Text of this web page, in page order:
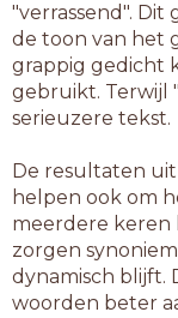
"verrassend". Dit
de toon van het
grappig gedicht
gebruikt. Terwijl
serieuzere tekst.
De resultaten
helpen ook om
meerdere
zorgen
dynamisch blijft.
woorden beter